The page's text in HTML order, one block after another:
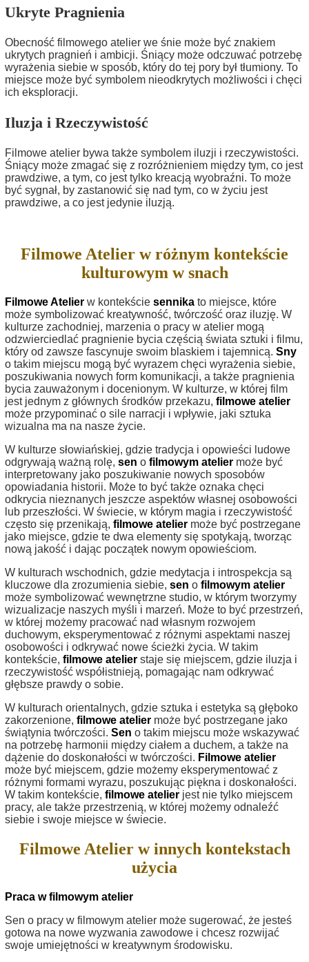
Ukryte Pragnienia
Obecność filmowego atelier we śnie może być znakiem
ukrytych pragnień i ambicji. Śniący może odczuwać potrzebę
wyrażenia siebie w sposób, który do tej pory był tłumiony. To
miejsce może być symbolem nieodkrytych możliwości i chęci
ich eksploracji.
Iluzja i Rzeczywistość
Filmowe atelier bywa także symbolem iluzji i rzeczywistości.
Śniący może zmagać się z rozróżnieniem między tym, co jest
prawdziwe, a tym, co jest tylko kreacją wyobraźni. To może
być sygnał, by zastanowić się nad tym, co w życiu jest
prawdziwe, a co jest jedynie iluzją.
Filmowe Atelier w różnym kontekście
kulturowym w snach
Filmowe Atelier w kontekście sennika to miejsce, które
może symbolizować kreatywność, twórczość oraz iluzję. W
kulturze zachodniej, marzenia o pracy w atelier mogą
odzwierciedlać pragnienie bycia częścią świata sztuki i filmu,
który od zawsze fascynuje swoim blaskiem i tajemnicą. Sny
o takim miejscu mogą być wyrazem chęci wyrażenia siebie,
poszukiwania nowych form komunikacji, a także pragnienia
bycia zauważonym i docenionym. W kulturze, w której film
jest jednym z głównych środków przekazu, filmowe atelier
może przypominać o sile narracji i wpływie, jaki sztuka
wizualna ma na nasze życie.
W kulturze słowiańskiej, gdzie tradycja i opowieści ludowe
odgrywają ważną rolę, sen o filmowym atelier może być
interpretowany jako poszukiwanie nowych sposobów
opowiadania historii. Może to być także oznaka chęci
odkrycia nieznanych jeszcze aspektów własnej osobowości
lub przeszłości. W świecie, w którym magia i rzeczywistość
często się przenikają, filmowe atelier może być postrzegane
jako miejsce, gdzie te dwa elementy się spotykają, tworząc
nową jakość i dając początek nowym opowieściom.
W kulturach wschodnich, gdzie medytacja i introspekcja są
kluczowe dla zrozumienia siebie, sen o filmowym atelier
może symbolizować wewnętrzne studio, w którym tworzymy
wizualizacje naszych myśli i marzeń. Może to być przestrzeń,
w której możemy pracować nad własnym rozwojem
duchowym, eksperymentować z różnymi aspektami naszej
osobowości i odkrywać nowe ścieżki życia. W takim
kontekście, filmowe atelier staje się miejscem, gdzie iluzja i
rzeczywistość współistnieją, pomagając nam odkrywać
głębsze prawdy o sobie.
W kulturach orientalnych, gdzie sztuka i estetyka są głęboko
zakorzenione, filmowe atelier może być postrzegane jako
świątynia twórczości. Sen o takim miejscu może wskazywać
na potrzebę harmonii między ciałem a duchem, a także na
dążenie do doskonałości w twórczości. Filmowe atelier
może być miejscem, gdzie możemy eksperymentować z
różnymi formami wyrazu, poszukując piękna i doskonałości.
W takim kontekście, filmowe atelier jest nie tylko miejscem
pracy, ale także przestrzenią, w której możemy odnaleźć
siebie i swoje miejsce w świecie.
Filmowe Atelier w innych kontekstach
użycia
Praca w filmowym atelier
Sen o pracy w filmowym atelier może sugerować, że jesteś
gotowa na nowe wyzwania zawodowe i chcesz rozwijać
swoje umiejętności w kreatywnym środowisku.